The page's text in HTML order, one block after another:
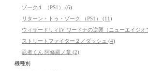
ゾーク１ （PS1） (6)
リターン・トゥ・ゾーク （PS1） (11)
ウィザードリィIV ワードナの逆襲（ニューエイジオ
ストリートファイター２／ダッシュ (4)
忍者くん 阿修羅ノ章 (2)
機種別